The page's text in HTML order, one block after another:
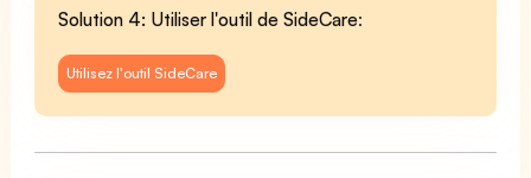
Solution 4: Utiliser l'outil de SideCare:
Utilisez l'outil SideCare